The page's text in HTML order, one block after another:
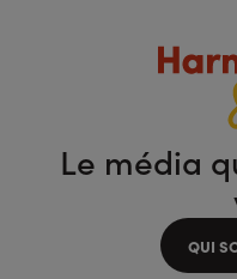
Le média
QUI